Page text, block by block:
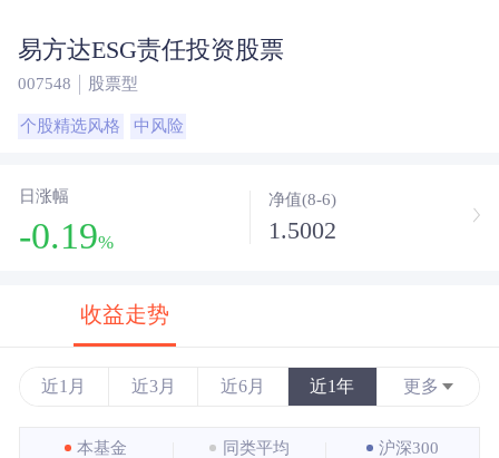
易方达ESG责任投资股票
007548 股票型
个股精选风格 中风险
日涨幅
-0.19%
净值(8-6)
1.5002
收益走势
近1月 近3月 近6月 近1年 更多
近3年
本基金 同类平均 沪深300